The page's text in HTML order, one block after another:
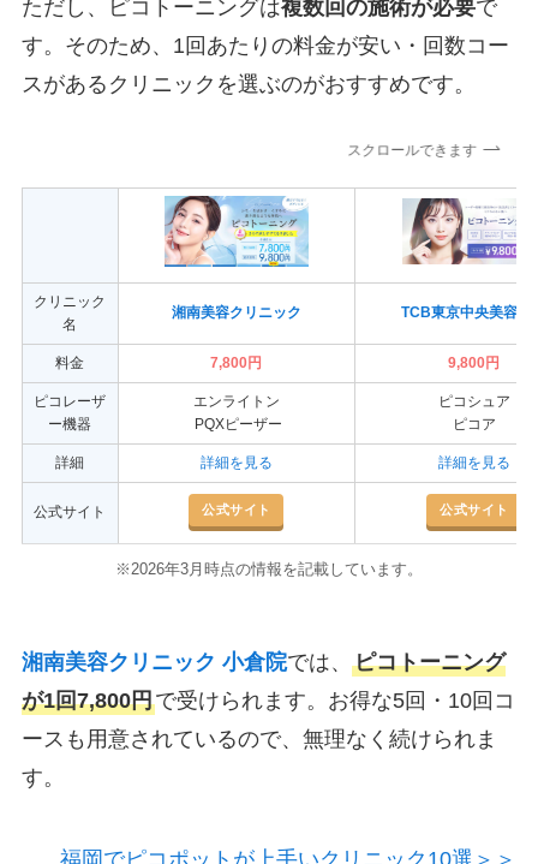
ただし、ピコトーニングは複数回の施術が必要で
す。そのため、1回あたりの料金が安い・回数コー
スがあるクリニックを選ぶのがおすすめです。
スクロールできます
クリニック
名
湘南美容クリニック TCB東京中央美容外
料金 7,800円 9,800円
ピコレーザ
ー機器
エンライトン
PQXピーザー
ピコシュア
ピコア
詳細 詳細を見る 詳細を見る
公式サイト 公式サイト 公式サイト
※2026年3月時点の情報を記載しています。
湘南美容クリニック 小倉院では、 ピコトーニング
が1回7,800円で受けられます。お得な5回・10回コ
ースも用意されているので、無理なく続けられま
す。
福岡でピコポットが上手いクリニック10選＞＞